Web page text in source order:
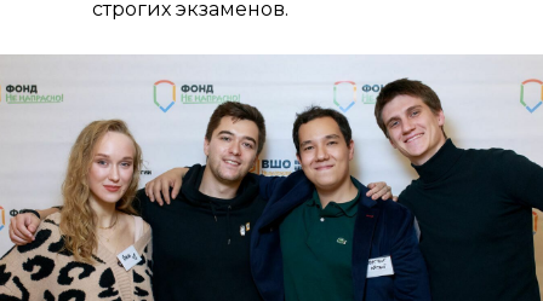
строгих экзаменов.